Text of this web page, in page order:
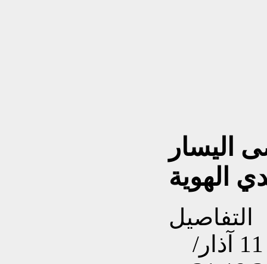
اليسار
التفاصيل
تم إنشاءه بتاريخ السبت, 11 آذار/